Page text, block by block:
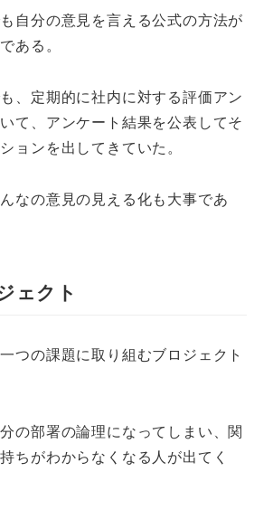
自分の意見を言える公式の方法が
ある。
、定期的に社内に対する評価アン
て、アンケート結果を公表してそ
ョンを出してきていた。
なの意見の見える化も大事であ
ェクト
つの課題に取り組むブロジェクト
の部署の論理になってしまい、関
ちがわからなくなる人が出てく